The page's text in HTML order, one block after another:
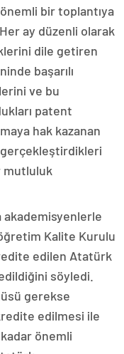
bir toplantıya
ay düzenli olarak
dile getiren
başarılı
ve bu
patent
hak kazanan
gerçekleştirdikleri
mutluluk
Kalite Kurulu
edilen Atatürk
söyledi.
gerekse
edilmesi ile
önemli